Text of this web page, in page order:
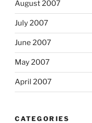
August 2007
July 2007
June 2007
May 2007
April 2007
CATEGORIES